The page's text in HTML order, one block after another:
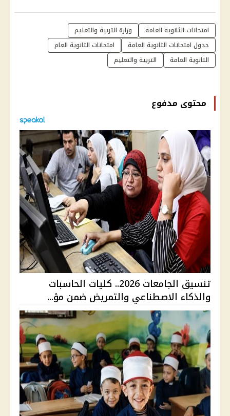
امتحانات الثانوية العامة
وزارة التربية والتعليم
جدول امتحانات الثانوية العامة
امتحانات الثانوية العام
الثانوية العامة
التربية والتعليم
محتوى مدفوع
تنسيق الجامعات 2026.. كليات الحاسبات
والذكاء الاصطناعي والتمريض ضمن مؤ...